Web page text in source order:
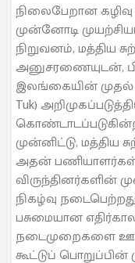
நிலைபேறான
முன்னோடி
நிறுவனம், மத்திய
அனுசரணையுடன்,
இலங்கையின் முதல்
Tuk)
முன்னிட்டு, மத்திய
அதன் பணியாளர்கள்
விருந்தினர்களின்
நிகழ்வு
பசுமையான
நடைமுறைகளை
கூட்டுப் பொறுப்பின்